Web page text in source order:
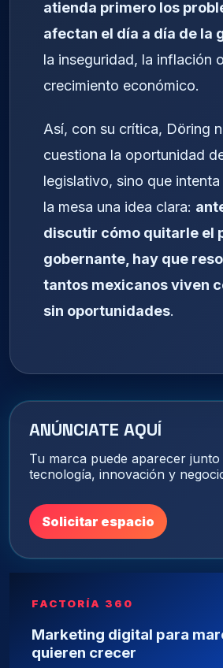
atienda primero los
afectan el día a día de la
la inseguridad, la inflación
crecimiento económico.
Así, con su crítica, Döring
cuestiona la oportunidad
legislativo, sino que
la mesa una idea clara:
discutir cómo quitarle el
gobernante, hay que
tantos mexicanos viven
sin oportunidades.
ANÚNCIATE AQUÍ
Tu marca puede aparecer
tecnología, innovación y
Solicitar espacio
FACTORÍA 360
Marketing digital para
quieren crecer